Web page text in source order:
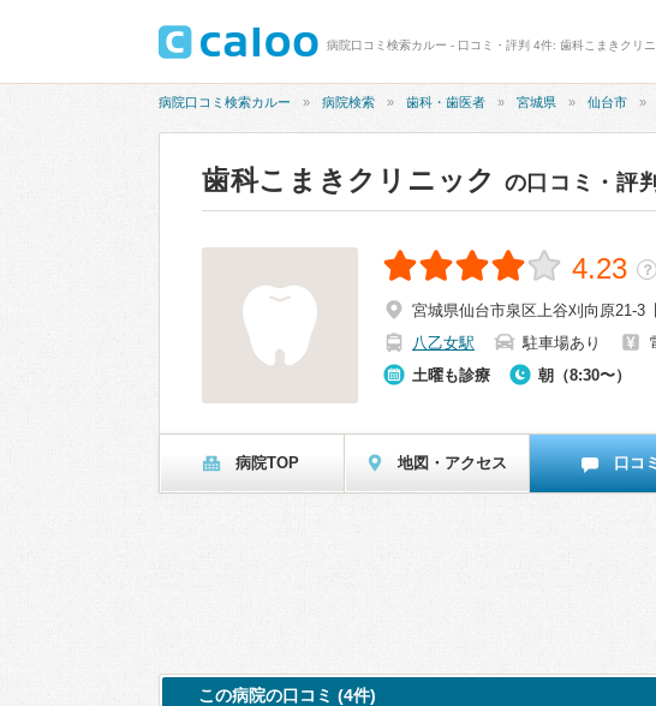
病院口コミ検索カルー - 口コミ・評判 4件: 歯科こまきクリ
病院口コミ検索カルー 病院検索 歯科・歯医者 宮城県 仙台市
歯科こまきクリニック の口コミ・評判
4.23 ？
宮城県仙台市泉区上谷刈向原21-3
八乙女駅
駐車場あり
土曜も診療
朝（8:30〜）
病院TOP 地図・アクセス 口コミ
この病院の口コミ (4件)